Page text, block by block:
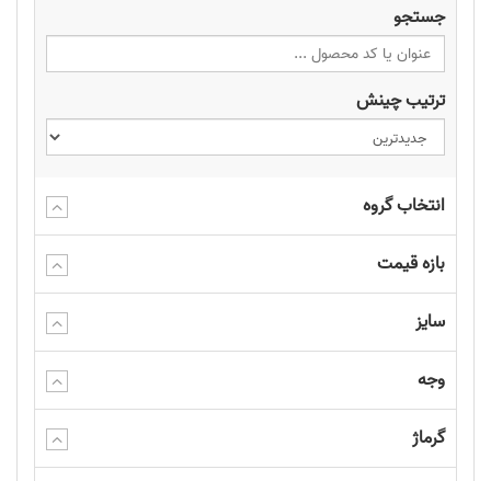
جستجو
ترتیب چینش
انتخاب گروه
بازه قیمت
سایز
وجه
گرماژ